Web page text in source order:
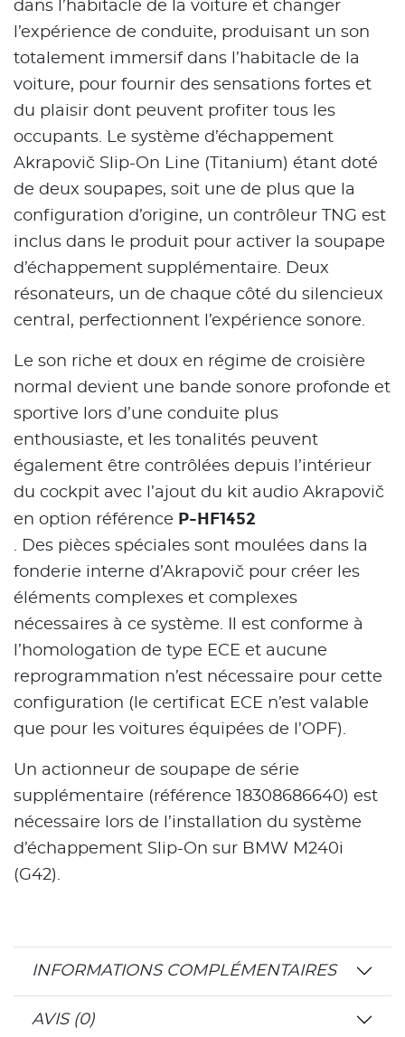
dans l’habitacle de la voiture et changer
l’expérience de conduite, produisant un son
totalement immersif dans l’habitacle de la
voiture, pour fournir des sensations fortes et
du plaisir dont peuvent profiter tous les
occupants. Le système d’échappement
Akrapovič Slip-On Line (Titanium) étant doté
de deux soupapes, soit une de plus que la
configuration d’origine, un contrôleur TNG est
inclus dans le produit pour activer la soupape
d’échappement supplémentaire. Deux
résonateurs, un de chaque côté du silencieux
central, perfectionnent l’expérience sonore.
Le son riche et doux en régime de croisière
normal devient une bande sonore profonde et
sportive lors d’une conduite plus
enthousiaste, et les tonalités peuvent
également être contrôlées depuis l’intérieur
du cockpit avec l’ajout du kit audio Akrapovič
en option référence P-HF1452
. Des pièces spéciales sont moulées dans la
fonderie interne d’Akrapovič pour créer les
éléments complexes et complexes
nécessaires à ce système. Il est conforme à
l’homologation de type ECE et aucune
reprogrammation n’est nécessaire pour cette
configuration (le certificat ECE n’est valable
que pour les voitures équipées de l’OPF).
Un actionneur de soupape de série
supplémentaire (référence 18308686640) est
nécessaire lors de l’installation du système
d’échappement Slip-On sur BMW M240i
(G42).
INFORMATIONS COMPLÉMENTAIRES
AVIS (0)